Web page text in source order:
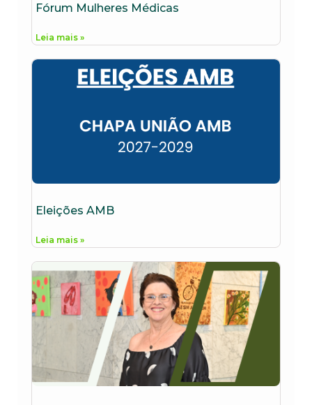
Fórum Mulheres Médicas
Leia mais »
Eleições AMB
Leia mais »